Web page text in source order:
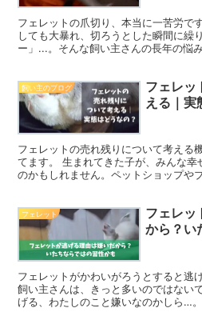
フェレットの爪切り、本当に一苦労で
しても大暴れ、切ろうとした瞬間に繰
ー」...。そんな飼い主さんの長年の悩
飼い主のブログ
フェレッ
える｜実
フェレットの売れ残りについて考える
てます。 生まれてきた子が、みんな幸
のかもしれません。ペットショップや
フェレット
フェレッ
から？い
フェレットがかわいがろうとすると逃
飼い主さんは、きっと多いのではない
げる、わたしのこと嫌いなのかしら…